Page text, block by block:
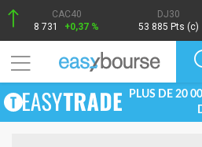
CAC40
8 731
+0,37 %
DJ30
53 885 Pts (c)
PLUS DE 20